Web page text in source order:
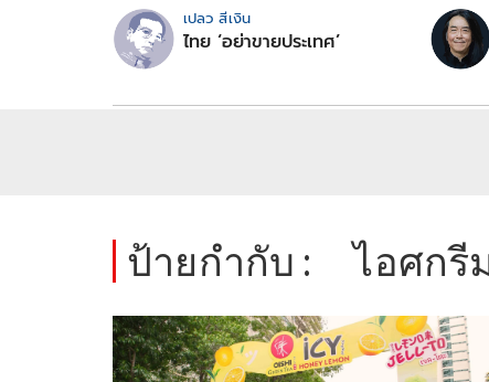
เปลว สีเงิน
ไทย ‘อย่าขายประเทศ’
ป้ายกำกับ : ไอศกรี